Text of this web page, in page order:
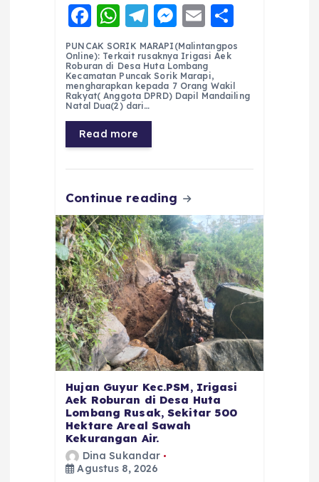
F
a
c
e
b
o
o
k
W
h
a
ts
A
p
p
T
el
e
g
r
a
m
M
e
ss
e
n
E
m
ai
l
h
re
PUNCAK SORIK MARAPI(Malintangpos
Online): Terkait rusaknya Irigasi Aek
Roburan di Desa Huta Lombang
Kecamatan Puncak Sorik Marapi,
mengharapkan kepada 7 Orang Wakil
Rakyat( Anggota DPRD) Dapil Mandailing
Natal Dua(2) dari…
Read more
Continue reading
Hujan Guyur Kec.PSM, Irigasi
Aek Roburan di Desa Huta
Lombang Rusak, Sekitar 500
Hektare Areal Sawah
Kekurangan Air.
Dina Sukandar
Agustus 8, 2026